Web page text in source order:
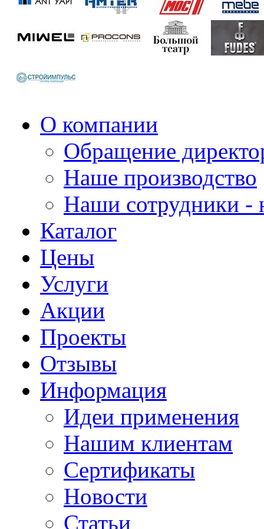
О компании
Обращение
Наше производство
Наши сотрудники -
Каталог
Цены
Услуги
Акции
Проекты
Отзывы
Информация
Идеи применения
Нашим клиентам
Сертификаты
Новости
Статьи